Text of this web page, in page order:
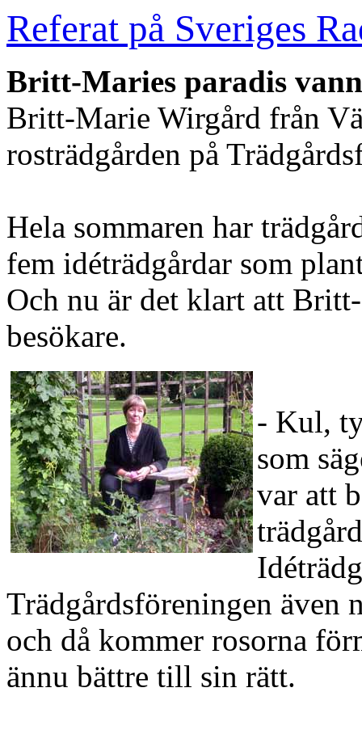
Referat på Sveriges
Britt-Maries paradis
Britt-Marie Wirgård från
rosträdgården på
Hela sommaren har
fem idéträdgårdar som
Och nu är det klart att
besökare.
- Kul,
som
var att
Trädgårdsföreningen även
och då kommer rosorna
ännu bättre till sin rätt.